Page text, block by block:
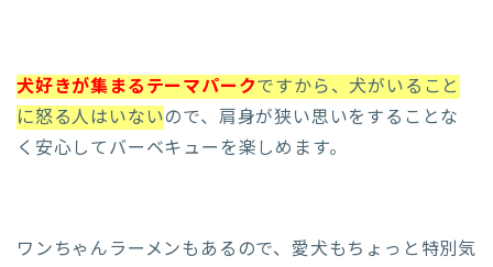
犬好きが集まるテーマパークですから、犬がいること
に怒る人はいないので、肩身が狭い思いをすることな
く安心してバーベキューを楽しめます。
ワンちゃんラーメンもあるので、愛犬もちょっと特別気